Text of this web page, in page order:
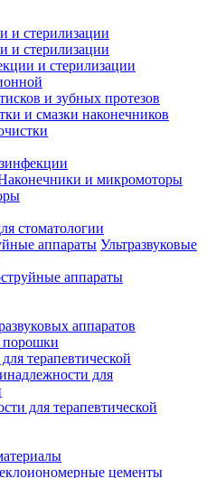
и стерилизации
и стерилизации
и стерилизации
и зубных протезов
и смазки наконечников
и микромоторы
стоматологии
аппараты Ультразвуковые
аппараты
аппаратов
порошки
терапевтической
для
для терапевтической
цементы